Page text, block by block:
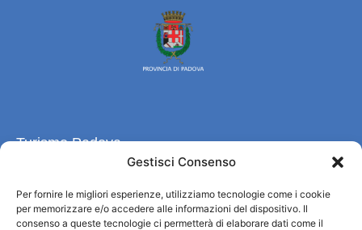
Gestisci Consenso
Per fornire le migliori esperienze, utilizziamo tecnologie come i cookie
per memorizzare e/o accedere alle informazioni del dispositivo. Il
consenso a queste tecnologie ci permetterà di elaborare dati come il
Turismo Padova
Informazioni e Accoglienza Turistica/IAT
Privacy policy